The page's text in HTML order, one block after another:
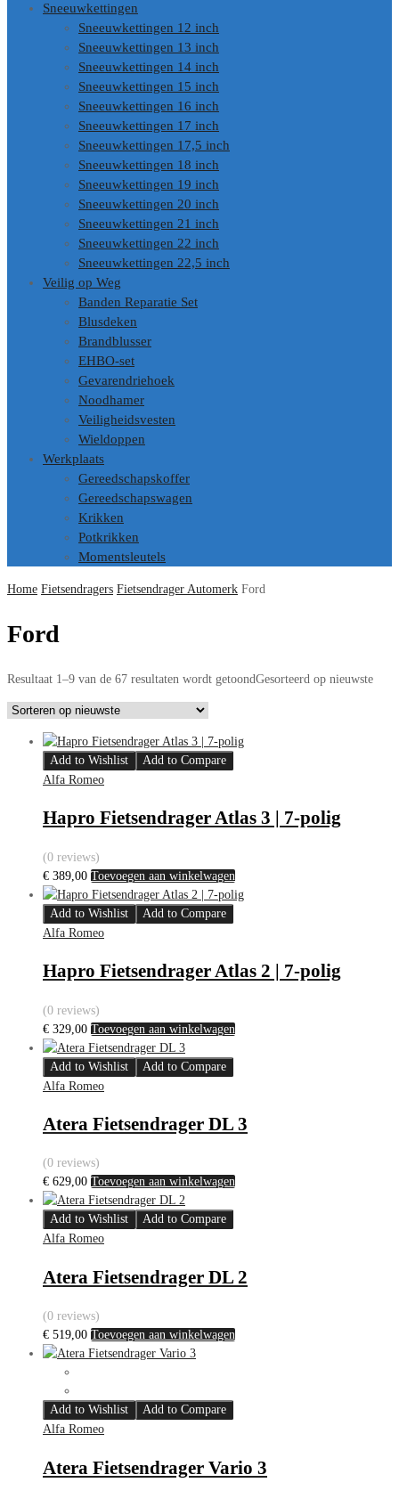
Sneeuwkettingen
Sneeuwkettingen 12 inch
Sneeuwkettingen 13 inch
Sneeuwkettingen 14 inch
Sneeuwkettingen 15 inch
Sneeuwkettingen 16 inch
Sneeuwkettingen 17 inch
Sneeuwkettingen 17,5 inch
Sneeuwkettingen 18 inch
Sneeuwkettingen 19 inch
Sneeuwkettingen 20 inch
Sneeuwkettingen 21 inch
Sneeuwkettingen 22 inch
Sneeuwkettingen 22,5 inch
Veilig op Weg
Banden Reparatie Set
Blusdeken
Brandblusser
EHBO-set
Gevarendriehoek
Noodhamer
Veiligheidsvesten
Wieldoppen
Werkplaats
Gereedschapskoffer
Gereedschapswagen
Krikken
Potkrikken
Momentsleutels
Home Fietsendragers Fietsendrager Automerk Ford
Ford
Resultaat 1–9 van de 67 resultaten wordt getoondGesorteerd op nieuwste
Add to Wishlist
Add to Compare
Alfa Romeo
Hapro Fietsendrager Atlas 3 | 7-polig
(0 reviews)
€ 389,00 Toevoegen aan winkelwagen
Add to Wishlist
Add to Compare
Alfa Romeo
Hapro Fietsendrager Atlas 2 | 7-polig
(0 reviews)
€ 329,00 Toevoegen aan winkelwagen
Add to Wishlist
Add to Compare
Alfa Romeo
Atera Fietsendrager DL 3
(0 reviews)
€ 629,00 Toevoegen aan winkelwagen
Add to Wishlist
Add to Compare
Alfa Romeo
Atera Fietsendrager DL 2
(0 reviews)
€ 519,00 Toevoegen aan winkelwagen
Add to Wishlist
Add to Compare
Alfa Romeo
Atera Fietsendrager Vario 3